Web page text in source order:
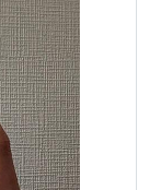
いちご酒）、